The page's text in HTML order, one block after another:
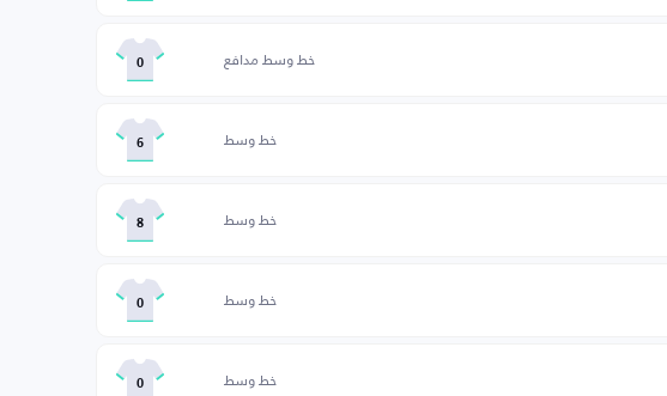
خط وسط مدافع 0
خط وسط 6
خط وسط 8
خط وسط 0
خط وسط 0